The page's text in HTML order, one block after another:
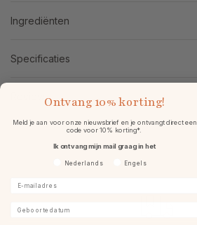
Ingrediënten
Specificaties
ReviewsOntvang 10% korting!
Meld je aan voor onze nieuwsbrief en je ontvangt direct een
code voor 10% korting*.
Ik ontvang mijn mail graag in het
Voorkeurtaal
Nederlands Engels